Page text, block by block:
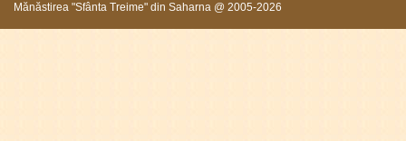
Mănăstirea "Sfânta Treime" din Saharna @ 2005-2026